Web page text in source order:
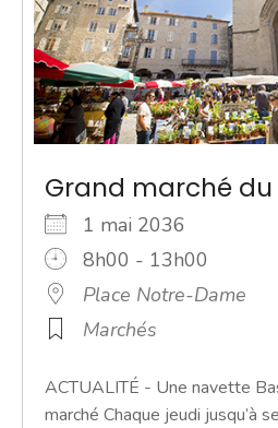
Grand marché du
1 mai 2036
8h00 - 13h00
Place Notre-Dame
Marchés
ACTUALITÉ - Une navette
marché Chaque jeudi jusqu’à